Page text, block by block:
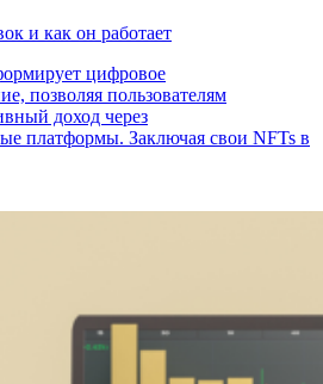
и как он работает
цифровое
позволяя пользователям
доход через
платформы. Заключая свои NFTs в